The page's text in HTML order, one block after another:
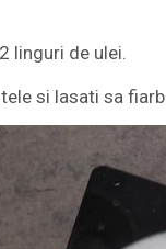
linguri de ulei.
si lasati sa